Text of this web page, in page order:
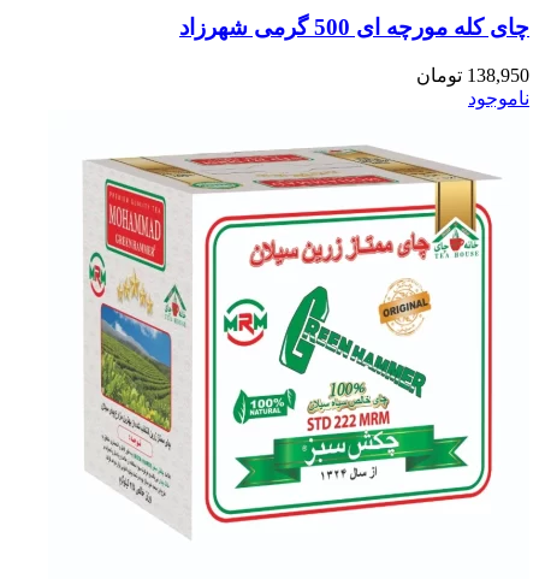
چای کله مورچه ای 500 گرمی شهرزاد
138,950 تومان
ناموجود